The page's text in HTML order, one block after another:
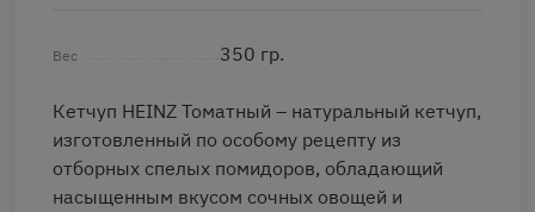
Вес 350 гр.
Кетчуп HEINZ Томатный – натуральный кетчуп,
изготовленный по особому рецепту из
отборных спелых помидоров, обладающий
насыщенным вкусом сочных овощей и